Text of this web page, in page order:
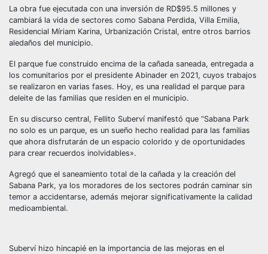
La obra fue ejecutada con una inversión de RD$95.5 millones y
cambiará la vida de sectores como Sabana Perdida, Villa Emilia,
Residencial Míriam Karina, Urbanización Cristal, entre otros barrios
aledaños del municipio.
El parque fue construido encima de la cañada saneada, entregada a
los comunitarios por el presidente Abinader en 2021, cuyos trabajos
se realizaron en varias fases. Hoy, es una realidad el parque para
deleite de las familias que residen en el municipio.
En su discurso central, Fellito Suberví manifestó que “Sabana Park
no solo es un parque, es un sueño hecho realidad para las familias
que ahora disfrutarán de un espacio colorido y de oportunidades
para crear recuerdos inolvidables».
Agregó que el saneamiento total de la cañada y la creación del
Sabana Park, ya los moradores de los sectores podrán caminar sin
temor a accidentarse, además mejorar significativamente la calidad
medioambiental.
Suberví hizo hincapié en la importancia de las mejoras en el